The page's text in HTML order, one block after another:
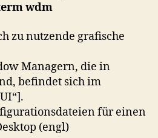
wdm
zu nutzende grafische
Managern, die in
befindet sich im
für einen
(engl)